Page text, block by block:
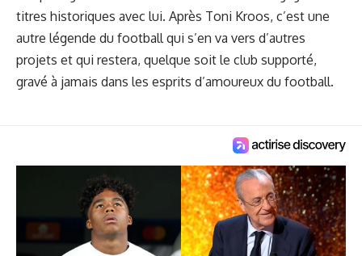
titres historiques avec lui. Après Toni Kroos, c’est une
autre légende du football qui s’en va vers d’autres
projets et qui restera, quelque soit le club supporté,
gravé à jamais dans les esprits d’amoureux du football.